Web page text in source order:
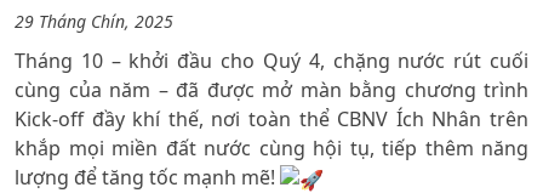
29 Tháng Chín, 2025
Tháng 10 – khởi đầu cho Quý 4, chặng nước rút cuối
cùng của năm – đã được mở màn bằng chương trình
Kick-off đầy khí thế, nơi toàn thể CBNV Ích Nhân trên
khắp mọi miền đất nước cùng hội tụ, tiếp thêm năng
lượng để tăng tốc mạnh mẽ!